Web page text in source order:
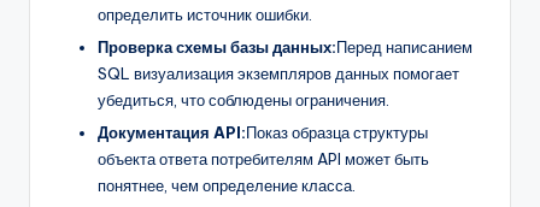
определить источник ошибки.
Проверка схемы базы данных:Перед написанием
SQL визуализация экземпляров данных помогает
убедиться, что соблюдены ограничения.
Документация API:Показ образца структуры
объекта ответа потребителям API может быть
понятнее, чем определение класса.